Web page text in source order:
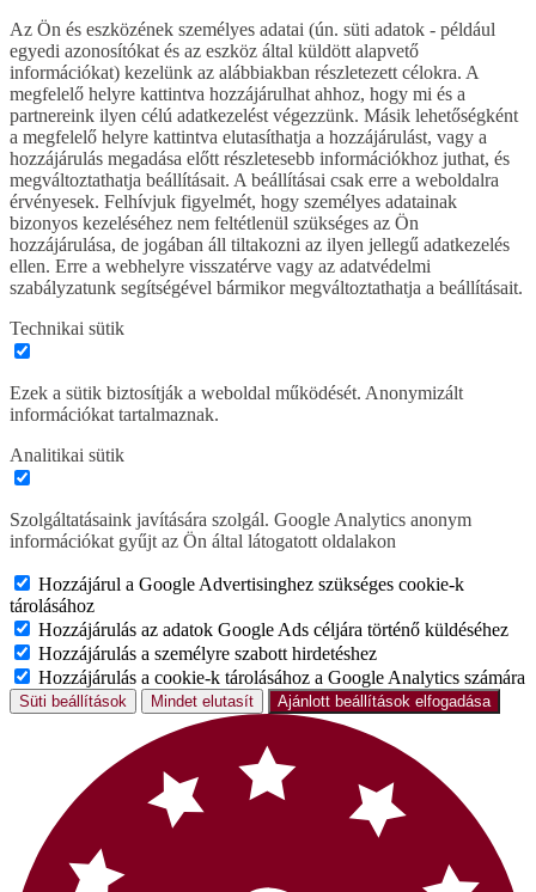
Az Ön és eszközének személyes adatai (ún. süti adatok - például
egyedi azonosítókat és az eszköz által küldött alapvető
információkat) kezelünk az alábbiakban részletezett célokra. A
megfelelő helyre kattintva hozzájárulhat ahhoz, hogy mi és a
partnereink ilyen célú adatkezelést végezzünk. Másik lehetőségként
a megfelelő helyre kattintva elutasíthatja a hozzájárulást, vagy a
hozzájárulás megadása előtt részletesebb információkhoz juthat, és
megváltoztathatja beállításait. A beállításai csak erre a weboldalra
érvényesek. Felhívjuk figyelmét, hogy személyes adatainak
bizonyos kezeléséhez nem feltétlenül szükséges az Ön
hozzájárulása, de jogában áll tiltakozni az ilyen jellegű adatkezelés
ellen. Erre a webhelyre visszatérve vagy az adatvédelmi
szabályzatunk segítségével bármikor megváltoztathatja a beállításait.
Technikai sütik
Ezek a sütik biztosítják a weboldal működését. Anonymizált
információkat tartalmaznak.
Analitikai sütik
Szolgáltatásaink javítására szolgál. Google Analytics anonym
információkat gyűjt az Ön által látogatott oldalakon
Hozzájárul a Google Advertisinghez szükséges cookie-k
tárolásához
Hozzájárulás az adatok Google Ads céljára történő küldéséhez
Hozzájárulás a személyre szabott hirdetéshez
Hozzájárulás a cookie-k tárolásához a Google Analytics számára
Süti beállítások Mindet elutasít Ajánlott beállítások elfogadása